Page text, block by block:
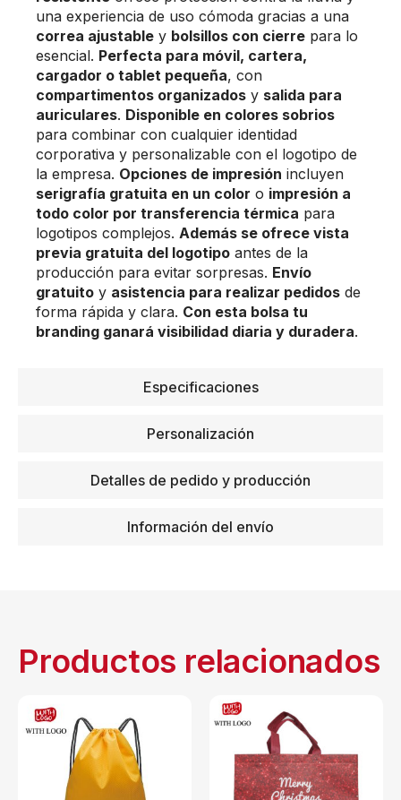
Especificaciones
Personalización
Detalles de pedido y producción
Información del envío
una experiencia de uso cómoda gracias a una
correa ajustable y bolsillos con cierre para lo
esencial. Perfecta para móvil, cartera,
cargador o tablet pequeña, con
compartimentos organizados y salida para
auriculares. Disponible en colores sobrios
para combinar con cualquier identidad
corporativa y personalizable con el logotipo de
la empresa. Opciones de impresión incluyen
serigrafía gratuita en un color o impresión a
todo color por transferencia térmica para
logotipos complejos. Además se ofrece vista
previa gratuita del logotipo antes de la
producción para evitar sorpresas. Envío
gratuito y asistencia para realizar pedidos de
forma rápida y clara. Con esta bolsa tu
branding ganará visibilidad diaria y duradera.
Productos relacionados